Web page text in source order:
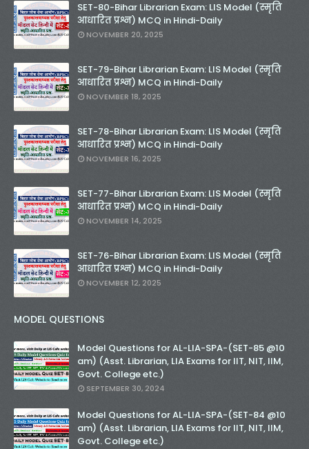
SET-80-Bihar Librarian Exam: LIS Model (स्मृति
आधारित प्रश्न) MCQ in Hindi-Daily
NOVEMBER 20, 2025
SET-79-Bihar Librarian Exam: LIS Model (स्मृति
आधारित प्रश्न) MCQ in Hindi-Daily
NOVEMBER 18, 2025
SET-78-Bihar Librarian Exam: LIS Model (स्मृति
आधारित प्रश्न) MCQ in Hindi-Daily
NOVEMBER 16, 2025
SET-77-Bihar Librarian Exam: LIS Model (स्मृति
आधारित प्रश्न) MCQ in Hindi-Daily
NOVEMBER 14, 2025
SET-76-Bihar Librarian Exam: LIS Model (स्मृति
आधारित प्रश्न) MCQ in Hindi-Daily
NOVEMBER 12, 2025
MODEL QUESTIONS
Model Questions for AL-LIA-SPA-(SET-85 @10
am) (Asst. Librarian, LIA Exams for IIT, NIT, IIM,
Govt. College etc.)
SEPTEMBER 30, 2024
Model Questions for AL-LIA-SPA-(SET-84 @10
am) (Asst. Librarian, LIA Exams for IIT, NIT, IIM,
Govt. College etc.)